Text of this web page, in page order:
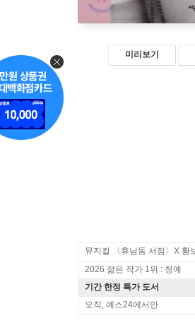
미리보기
2026 젊은 작가 1위 : 청예
기간 한정 특가 도서
오직, 예스24에서만